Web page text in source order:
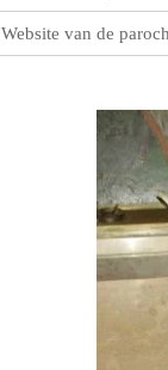
Website van de